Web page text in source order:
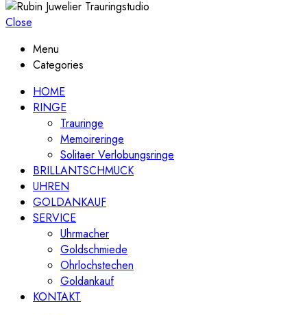
Close
Menu
Categories
HOME
RINGE
Trauringe
Memoireringe
Solitaer Verlobungsringe
BRILLANTSCHMUCK
UHREN
GOLDANKAUF
SERVICE
Uhrmacher
Goldschmiede
Ohrlochstechen
Goldankauf
KONTAKT